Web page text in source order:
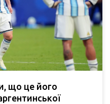
що це його